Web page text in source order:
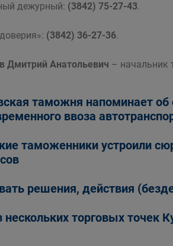
дежурный: (3842) 75-27-43.
(3842) 36-27-36.
Дмитрий Анатольевич – начальник
таможня напоминает об
ввоза
таможенники устроили
решения, действия
нескольких торговых точек